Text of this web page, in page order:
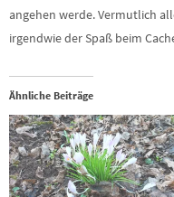
angehen werde. Vermutlich
irgendwie der Spaß beim
Ähnliche Beiträge